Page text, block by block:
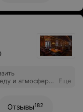
и атмосферу!
первый раз и
нас именно
Еще
Отзывы182